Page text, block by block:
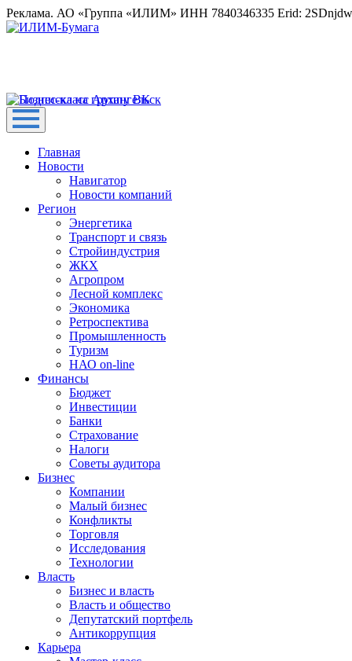
Реклама. АО «Группа «ИЛИМ» ИНН 7840346335 Erid:
Главная
Новости
Навигатор
Новости компаний
Регион
Энергетика
Транспорт и связь
Стройиндустрия
ЖКХ
Агропром
Лесной комплекс
Экономика
Ретроспектива
Промышленность
Туризм
НАО on-line
Финансы
Бюджет
Инвестиции
Банки
Страхование
Налоги
Советы аудитора
Бизнес
Компании
Малый бизнес
Конфликты
Торговля
Исследования
Технологии
Власть
Бизнес и власть
Власть и общество
Депутатский портфель
Антикоррупция
Карьера